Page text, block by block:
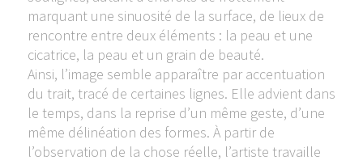
marquant une sinuosité de la surface, de lieux de
rencontre entre deux éléments : la peau et une
cicatrice, la peau et un grain de beauté.
Ainsi, l’image semble apparaître par accentuation
du trait, tracé de certaines lignes. Elle advient dans
le temps, dans la reprise d’un même geste, d’une
même délinéation des formes. À partir de
l’observation de la chose réelle, l’artiste travaille